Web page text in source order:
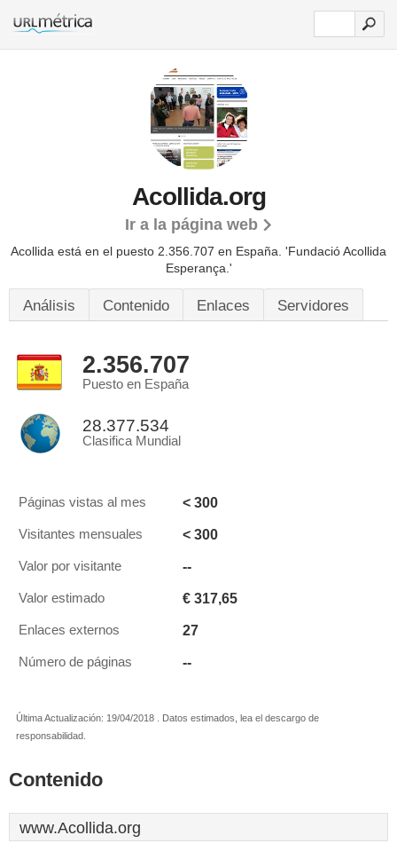
Acollida.org
Ir a la página web
Acollida está en el puesto 2.356.707 en España. 'Fundació Acollida
Esperança.'
Análisis Contenido Enlaces Servidores
2.356.707
Puesto en España
28.377.534
Clasifica Mundial
Páginas vistas al mes < 300
Visitantes mensuales < 300
Valor por visitante --
Valor estimado € 317,65
Enlaces externos 27
Número de páginas --
Última Actualización: 19/04/2018 . Datos estimados, lea el descargo de
responsabilidad.
Contenido
www.Acollida.org